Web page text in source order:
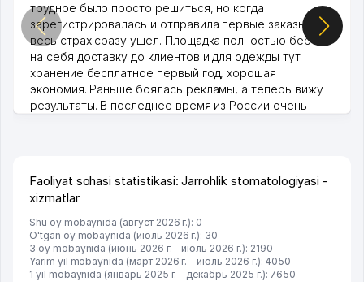
трудное было просто решиться, но когда
зарегистрировалась и отправила первые заказы,
весь страх сразу ушел. Площадка полностью берет
на себя доставку до клиентов и для одежды тут
хранение бесплатное первый год, хорошая
экономия. Раньше боялась рекламы, а теперь вижу
результаты. В последнее время из России очень
Faoliyat sohasi statistikasi: Jarrohlik stomatologiyasi -
xizmatlar
Shu oy mobaynida (август 2026 г.): 0
O'tgan oy mobaynida (июль 2026 г.): 30
3 oy mobaynida (июнь 2026 г. - июль 2026 г.): 2190
Yarim yil mobaynida (март 2026 г. - июль 2026 г.): 4050
1 yil mobaynida (январь 2025 г. - декабрь 2025 г.): 7650